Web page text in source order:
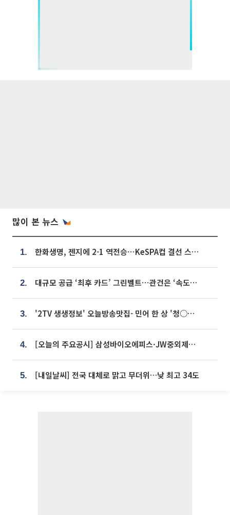
많이 본 뉴스
1. 한화생명, 젠지에 2-1 역전승⋯KeSPA컵 결선 스테이지 2 직행
2. 대규모 공급 ‘최후 카드’ 그린벨트⋯관건은 ‘속도’ [주택공급 승부수의 조건]
3. '2TV 생생정보' 오늘방송맛집- 민어 한 상 '청○○○' vs 전복 한 상 '명○'
4. [오늘의 주요공시] 삼성바이오에피스·JW중외제약·한미반도체·SK바이오사이언스 등
5. [내일날씨] 전국 대체로 맑고 무더위…낮 최고 34도